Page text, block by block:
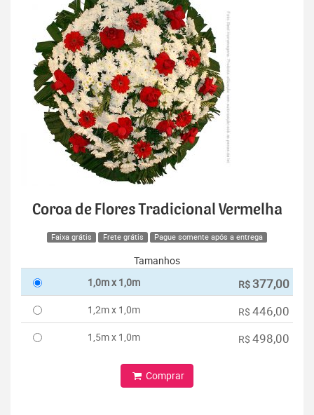
Coroa de Flores Tradicional Vermelha
Faixa grátis Frete grátis Pague somente após a entrega
Tamanhos
1,0m x 1,0m
R$ 377,00
1,2m x 1,0m R$ 446,00
1,5m x 1,0m R$ 498,00
Comprar